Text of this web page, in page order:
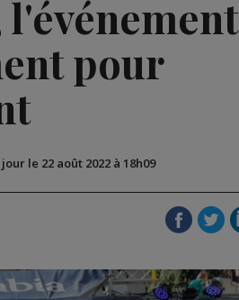
pour
le 22 août 2022 à 18h09